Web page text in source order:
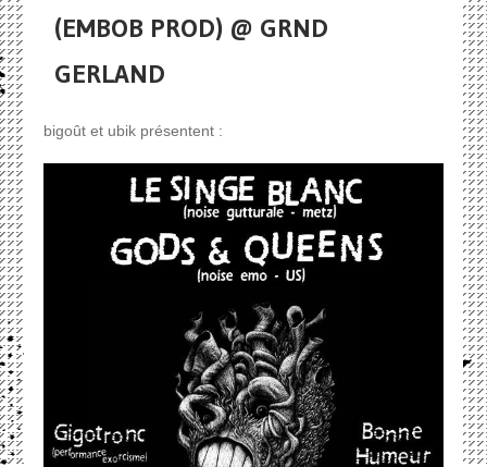
(EMBOB PROD) @ GRND
GERLAND
bigoût et ubik présentent :